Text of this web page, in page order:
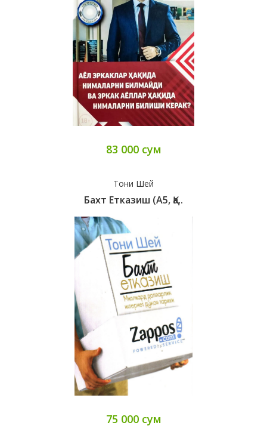
83 000 сум
Тони Шей
Бахт Етказиш (А5, Қа..
75 000 сум